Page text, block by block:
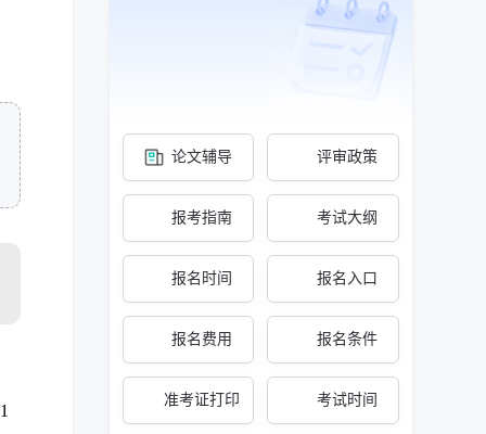
论文辅导 评审政策
报考指南 考试大纲
报名时间 报名入口
报名费用 报名条件
准考证打印 考试时间